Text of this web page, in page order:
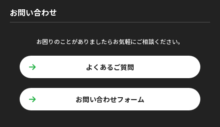
お問い合わせ
お困りのことがありましたらお気軽にご相談ください。
よくあるご質問
お問い合わせフォーム